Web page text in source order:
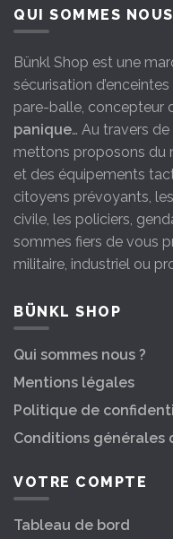
QUI SOMMES
Bünkl Shop est une
sécurisation
pare-balle, concepteur
panique… Au travers
mettons proposons du
et des équipements
citoyens prévoyants,
civile, les policiers,
sommes fiers de vous
militaire, industriel ou
BÜNKL SHOP
Qui sommes nous ?
Mentions légales
Politique de
Conditions générales
VOTRE COMPTE
Tableau de bord